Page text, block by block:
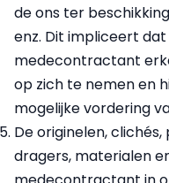
de ons ter
enz. Dit impliceert
medecontractant
op zich te nemen en
mogelijke vordering
De originelen,
dragers, materialen